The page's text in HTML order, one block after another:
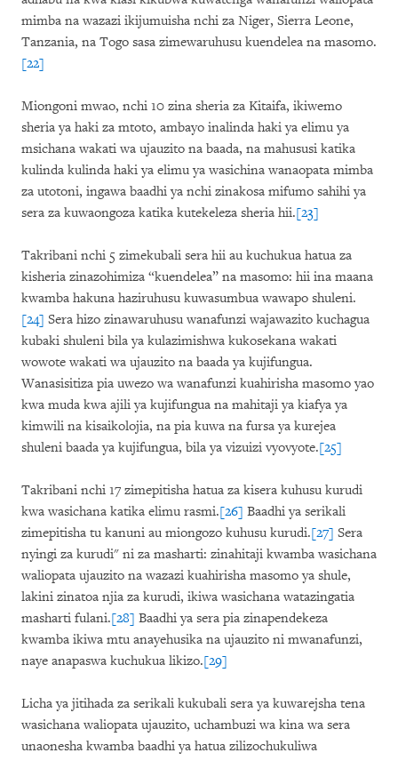
mimba na wazazi ikijumuisha nchi za Niger, Sierra Leone,
Tanzania, na Togo sasa zimewaruhusu kuendelea na masomo.
[22]
Miongoni mwao, nchi 10 zina sheria za Kitaifa, ikiwemo
sheria ya haki za mtoto, ambayo inalinda haki ya elimu ya
msichana wakati wa ujauzito na baada, na mahususi katika
kulinda kulinda haki ya elimu ya wasichina wanaopata mimba
za utotoni, ingawa baadhi ya nchi zinakosa mifumo sahihi ya
sera za kuwaongoza katika kutekeleza sheria hii.[23]
Takribani nchi 5 zimekubali sera hii au kuchukua hatua za
kisheria zinazohimiza “kuendelea” na masomo: hii ina maana
kwamba hakuna haziruhusu kuwasumbua wawapo shuleni.
[24] Sera hizo zinawaruhusu wanafunzi wajawazito kuchagua
kubaki shuleni bila ya kulazimishwa kukosekana wakati
wowote wakati wa ujauzito na baada ya kujifungua.
Wanasisitiza pia uwezo wa wanafunzi kuahirisha masomo yao
kwa muda kwa ajili ya kujifungua na mahitaji ya kiafya ya
kimwili na kisaikolojia, na pia kuwa na fursa ya kurejea
shuleni baada ya kujifungua, bila ya vizuizi vyovyote.[25]
Takribani nchi 17 zimepitisha hatua za kisera kuhusu kurudi
kwa wasichana katika elimu rasmi.[26] Baadhi ya serikali
zimepitisha tu kanuni au miongozo kuhusu kurudi.[27] Sera
nyingi za kurudi" ni za masharti: zinahitaji kwamba wasichana
waliopata ujauzito na wazazi kuahirisha masomo ya shule,
lakini zinatoa njia za kurudi, ikiwa wasichana watazingatia
masharti fulani.[28] Baadhi ya sera pia zinapendekeza
kwamba ikiwa mtu anayehusika na ujauzito ni mwanafunzi,
naye anapaswa kuchukua likizo.[29]
Licha ya jitihada za serikali kukubali sera ya kuwarejsha tena
wasichana waliopata ujauzito, uchambuzi wa kina wa sera
unaonesha kwamba baadhi ya hatua zilizochukuliwa